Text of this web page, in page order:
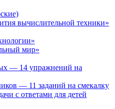
вычислительной техники»
мир»
— 14 упражнений на
— 11 заданий на смекалку
с ответами для детей